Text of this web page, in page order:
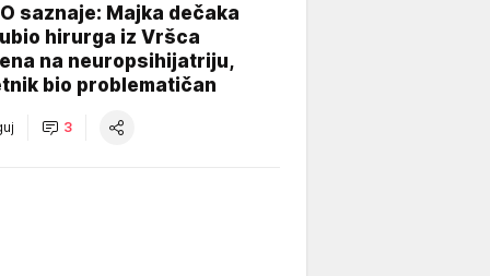
saznaje: Majka dečaka
hirurga iz Vršca
na neuropsihijatriju,
bio problematičan
3